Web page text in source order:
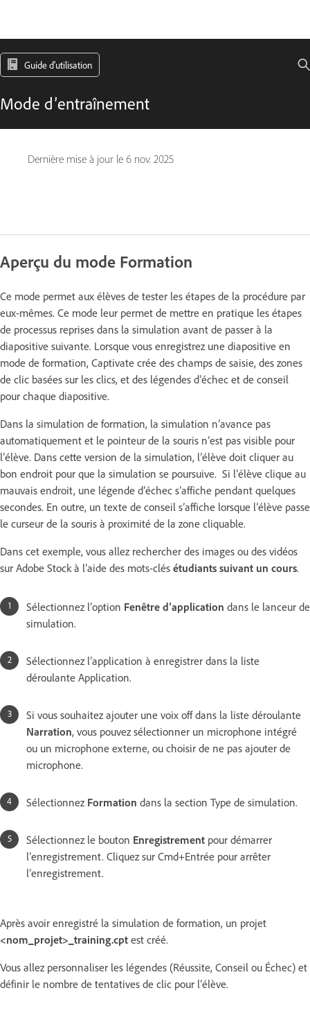
Guide d'utilisation
Mode d’entraînement
Dernière mise à jour le 6 nov. 2025
Aperçu du mode Formation
Ce mode permet aux élèves de tester les étapes de la procédure par
eux-mêmes. Ce mode leur permet de mettre en pratique les étapes
de processus reprises dans la simulation avant de passer à la
diapositive suivante. Lorsque vous enregistrez une diapositive en
mode de formation, Captivate crée des champs de saisie, des zones
de clic basées sur les clics, et des légendes d’échec et de conseil
pour chaque diapositive.
Dans la simulation de formation, la simulation n’avance pas
automatiquement et le pointeur de la souris n’est pas visible pour
l’élève. Dans cette version de la simulation, l’élève doit cliquer au
bon endroit pour que la simulation se poursuive. Si l’élève clique au
mauvais endroit, une légende d’échec s’affiche pendant quelques
secondes. En outre, un texte de conseil s’affiche lorsque l’élève passe
le curseur de la souris à proximité de la zone cliquable.
Dans cet exemple, vous allez rechercher des images ou des vidéos
sur Adobe Stock à l’aide des mots-clés étudiants suivant un cours.
Sélectionnez l’option Fenêtre d’application dans le lanceur de
simulation.
Sélectionnez l’application à enregistrer dans la liste
déroulante Application.
Si vous souhaitez ajouter une voix off dans la liste déroulante
Narration, vous pouvez sélectionner un microphone intégré
ou un microphone externe, ou choisir de ne pas ajouter de
microphone.
Sélectionnez Formation dans la section Type de simulation.
Sélectionnez le bouton Enregistrement pour démarrer
l’enregistrement. Cliquez sur Cmd+Entrée pour arrêter
l’enregistrement.
Après avoir enregistré la simulation de formation, un projet
<nom_projet>_training.cpt est créé.
Vous allez personnaliser les légendes (Réussite, Conseil ou Échec) et
définir le nombre de tentatives de clic pour l’élève.